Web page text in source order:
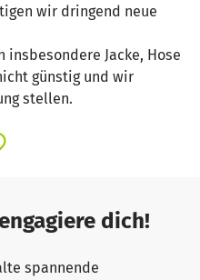
wir dringend neue
Jacke, Hose
günstig und wir
stellen.
dich!
spannende